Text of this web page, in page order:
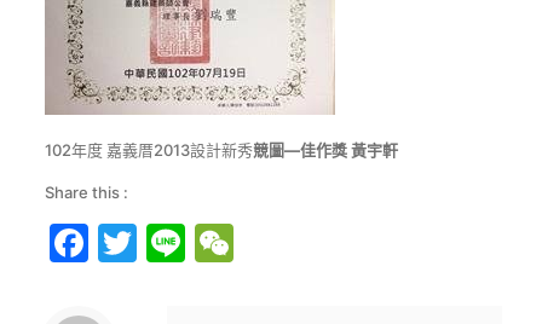
102年度 嘉義厝2013設計新秀競圖—佳作獎黃宇軒
Share this :
Facebook
Twitter
LineWeChat